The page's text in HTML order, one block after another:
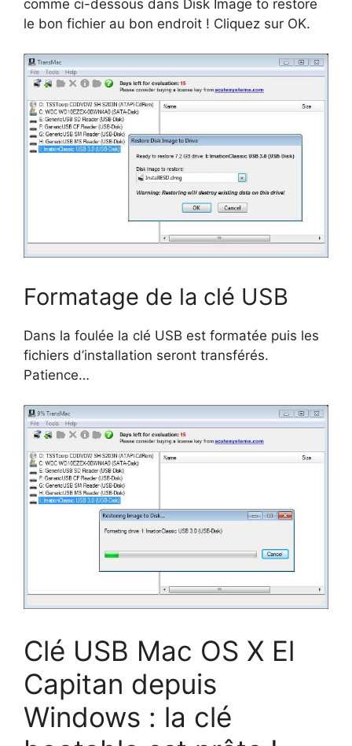
comme ci-dessous dans Disk Image to restore
le bon fichier au bon endroit ! Cliquez sur OK.
Formatage de la clé USB
Dans la foulée la clé USB est formatée puis les
fichiers d’installation seront transférés.
Patience…
Clé USB Mac OS X El
Capitan depuis
Windows : la clé